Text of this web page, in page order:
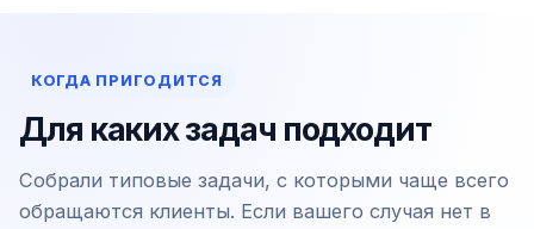
КОГДА ПРИГОДИТСЯ
Для каких задач подходит
Собрали типовые задачи, с которыми чаще всего
обращаются клиенты. Если вашего случая нет в